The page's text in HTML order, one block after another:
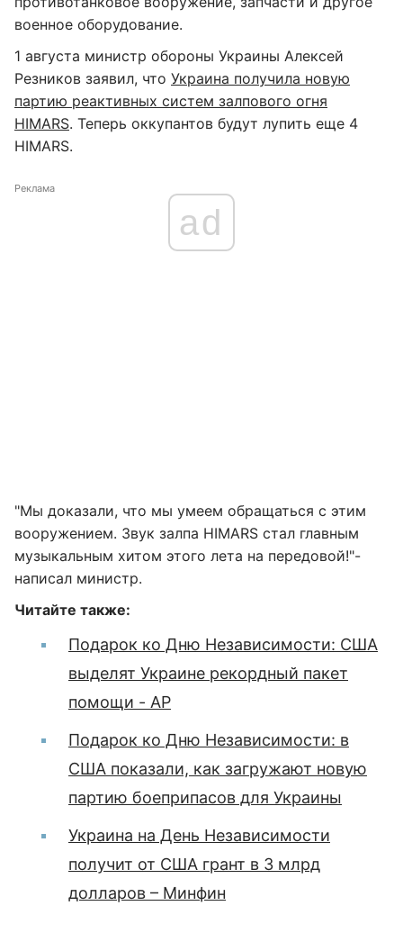
военное оборудование.
1 августа министр обороны Украины Алексей
Резников заявил, что Украина получила новую
партию реактивных систем залпового огня
HIMARS. Теперь оккупантов будут лупить еще 4
HIMARS.
Реклама
ad
"Мы доказали, что мы умеем обращаться с этим
вооружением. Звук залпа HIMARS стал главным
музыкальным хитом этого лета на передовой!"-
написал министр.
Читайте также:
Подарок ко Дню Независимости: США
выделят Украине рекордный пакет
помощи - AP
Подарок ко Дню Независимости: в
США показали, как загружают новую
партию боеприпасов для Украины
Украина на День Независимости
получит от США грант в 3 млрд
долларов – Минфин